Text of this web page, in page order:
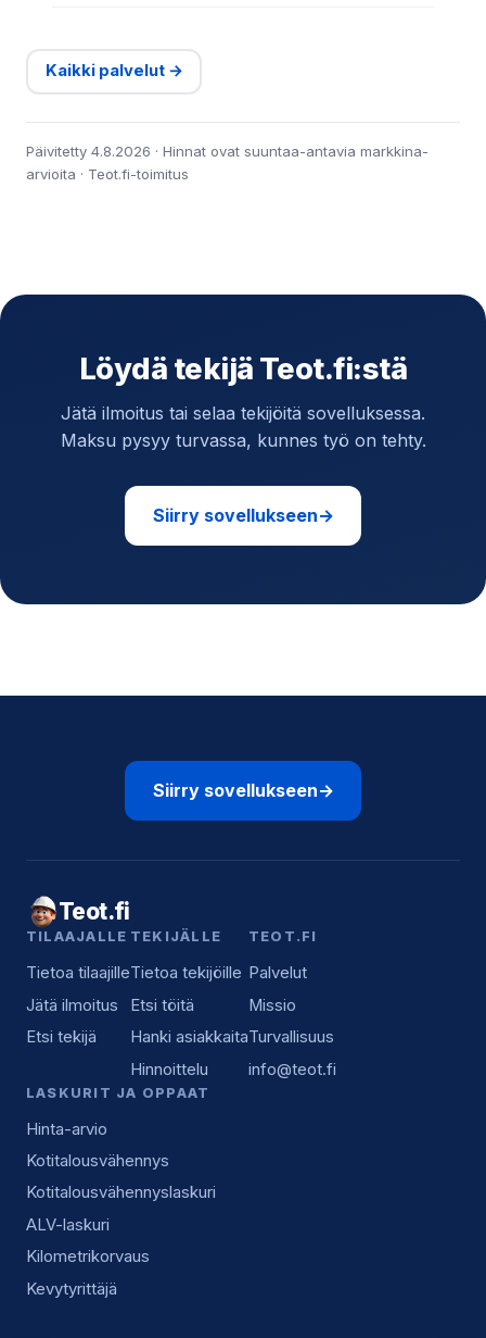
Kaikki palvelut →
Päivitetty 4.8.2026 · Hinnat ovat suuntaa-antavia markkina-
arvioita · Teot.fi-toimitus
Löydä tekijä Teot.fi:stä
Jätä ilmoitus tai selaa tekijöitä sovelluksessa.
Maksu pysyy turvassa, kunnes työ on tehty.
Siirry sovellukseen→
Siirry sovellukseen→
Teot.fi
TILAAJALLE
Tietoa tilaajille
Jätä ilmoitus
Etsi tekijä
TEKIJÄLLE
Tietoa tekijöille
Etsi töitä
Hanki asiakkaita
Hinnoittelu
TEOT.FI
Palvelut
Missio
Turvallisuus
info@teot.fi
LASKURIT JA OPPAAT
Hinta-arvio
Kotitalousvähennys
Kotitalousvähennyslaskuri
ALV-laskuri
Kilometrikorvaus
Kevytyrittäjä